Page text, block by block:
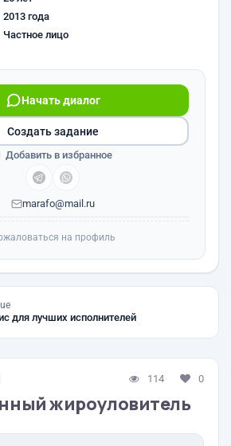
2013 года
Частное лицо
Начать диалог
marafo@mail.ru
Создать задание
Добавить в избранное
на профиль
для лучших исполнителей
114 0
жироуловитель